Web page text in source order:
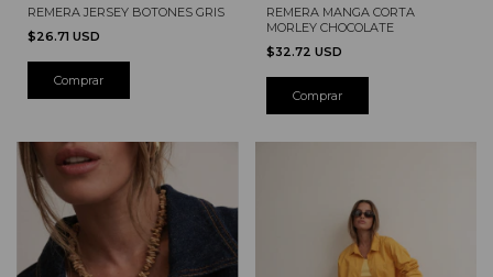
REMERA JERSEY BOTONES GRIS
$26.71 USD
REMERA MANGA CORTA
MORLEY CHOCOLATE
$32.72 USD
Comprar